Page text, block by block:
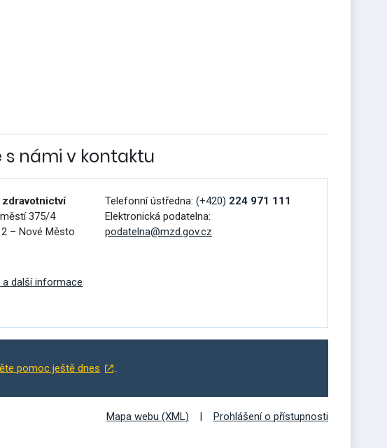
s námi v kontaktu
375/4
– Nové Město
Telefonní ústředna: (+420) 224 971 111
Elektronická podatelna:
podatelna@mzd.gov.cz
a další informace
pomoc ještě dnes .
Mapa webu (XML) Prohlášení o přístupnosti